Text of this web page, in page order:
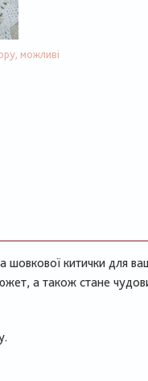
можливі
шовкової китички для
а також стане